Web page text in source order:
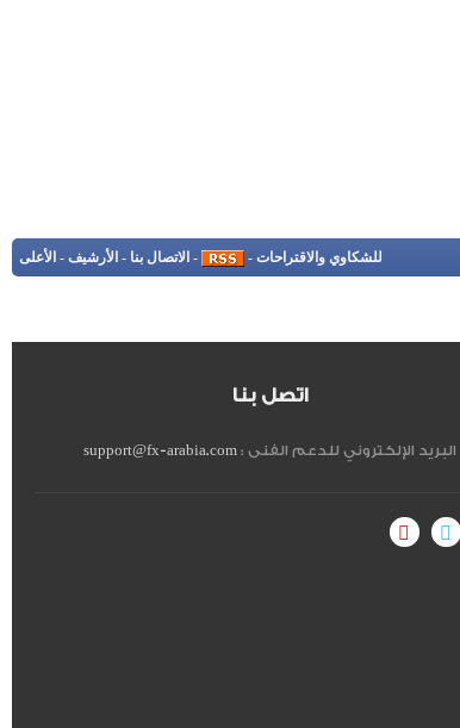
للشكاوي والاقتراحات -
- الاتصال بنا - الأرشيف - الأعلى
اتصل بنا
البريد الإلكتروني للدعم الفنى :support@fx-arabia.com